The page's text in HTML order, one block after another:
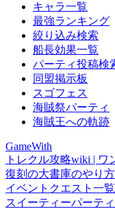
キャラ一覧
最強ランキング
絞り込み検索
船長効果一覧
パーティ投稿検
同盟掲示板
スゴフェス
海賊祭パーティ
海賊王への軌跡
GameWith
トレクル攻略wiki |
復刻の大書庫のやり
イベントクエスト一覧
スイーティーパーテ